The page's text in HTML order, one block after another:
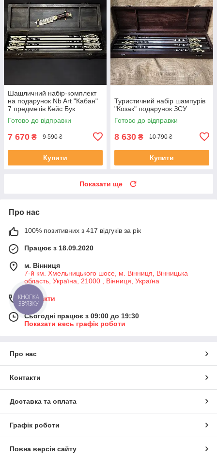
Шашличний набір-комплект
на подарунок Nb Art "Кабан"
7 предметів Кейс Бук
Готово до відправки
7 670 ₴ 9 590 ₴
Купити
Туристичний набір шампурів
"Козак" подарунок ЗСУ
Готово до відправки
8 630 ₴ 10 790 ₴
Купити
Показати ще
Про нас
100% позитивних з 417 відгуків за рік
Працює з 18.09.2020
м. Вінниця
7-й км. Хмельницького шосе, м. Вінниця, Вінницька
область, Україна, 21000 , Вінниця, Україна
Контакти
Сьогодні працює з 09:00 до 19:30
Показати весь графік роботи
Про нас
Контакти
Доставка та оплата
Графік роботи
Повна версія сайту
КНОПКА
ЗВ'ЯЗКУ